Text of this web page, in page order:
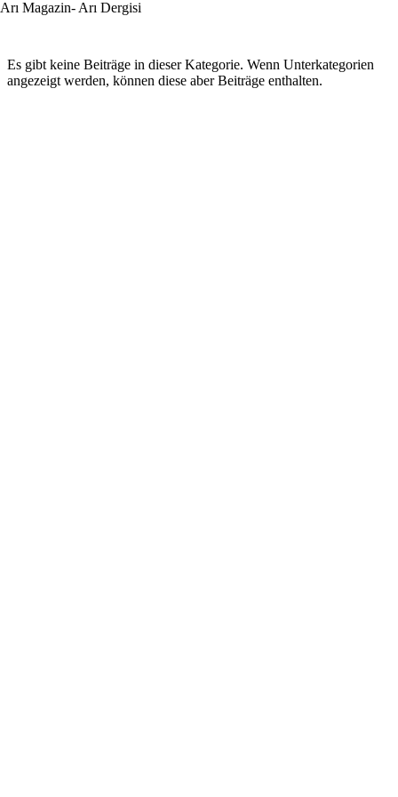
Arı Magazin- Arı Dergisi
Es gibt keine Beiträge in dieser Kategorie. Wenn Unterkategorien
angezeigt werden, können diese aber Beiträge enthalten.